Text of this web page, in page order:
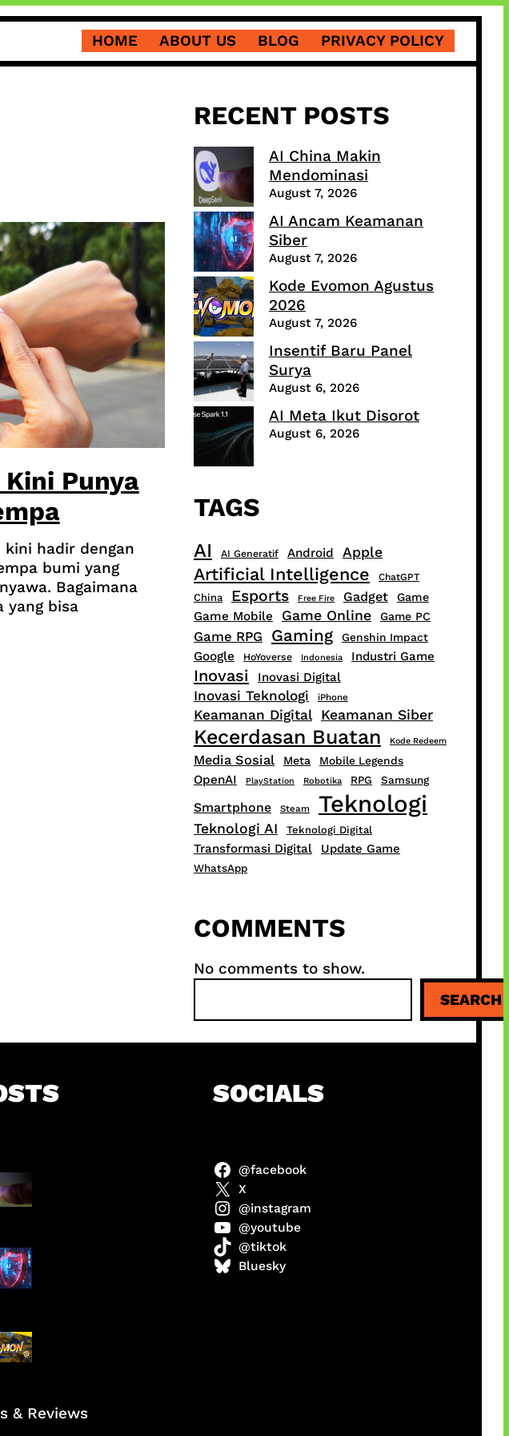
HOME ABOUT US BLOG PRIVACY POLICY
Punya
kini hadir dengan
bumi yang
Bagaimana
yang bisa
RECENT POSTS
AI China Makin
Mendominasi
August 7, 2026
AI Ancam Keamanan
Siber
August 7, 2026
Kode Evomon Agustus
2026
August 7, 2026
Insentif Baru Panel
Surya
August 6, 2026
AI Meta Ikut Disorot
August 6, 2026
TAGS
AI AI Generatif Android Apple
Artificial Intelligence ChatGPT
China Esports Free Fire Gadget Game
Game Mobile Game Online Game PC
Game RPG Gaming Genshin Impact
Google HoYoverse Indonesia Industri Game
Inovasi Inovasi Digital
Inovasi Teknologi iPhone
Keamanan Digital Keamanan Siber
Kecerdasan Buatan Kode Redeem
Media Sosial Meta Mobile Legends
OpenAI PlayStation Robotika RPG Samsung
Smartphone Steam Teknologi
Teknologi AI Teknologi Digital
Transformasi Digital Update Game
WhatsApp
COMMENTS
No comments to show.
a
r
SEARCH
AI Ancam Keamanan
Siber
Kode Evomon Agustus
2026
SOCIALS
@facebook
X
@instagram
@youtube
@tiktok
Bluesky
& Reviews